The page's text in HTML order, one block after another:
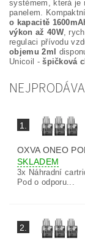
systémem, která je
panelem.
o kapacitě
výkon až 40W,
regulaci přívodu
objemu 2ml
Unicoil -špičková
1.
OXVA ONEO
SKLADEM
3x Náhradní
Pod o odporu...
2.